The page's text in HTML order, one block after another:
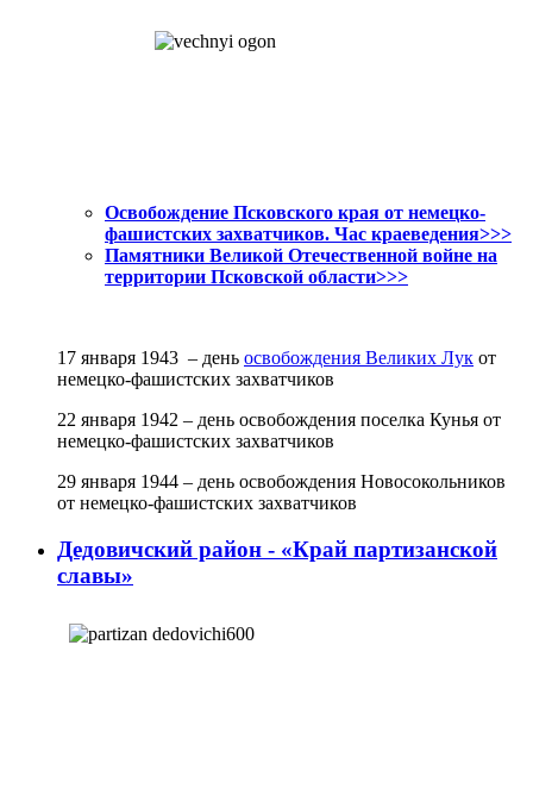
Освобождение Псковского края от немецко-
фашистских захватчиков. Час краеведения>>>
Памятники Великой Отечественной войне на
территории Псковской области>>>
17 января 1943 – день освобождения Великих Лук от
немецко-фашистских захватчиков
22 января 1942 – день освобождения поселка Кунья от
немецко-фашистских захватчиков
29 января 1944 – день освобождения Новосокольников
от немецко-фашистских захватчиков
Дедовичский район - «Край партизанской
славы»